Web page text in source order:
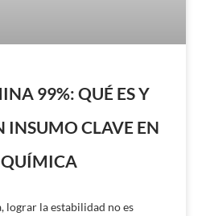
99%: QUÉ ES Y
INSUMO CLAVE EN
lograr la estabilidad no es